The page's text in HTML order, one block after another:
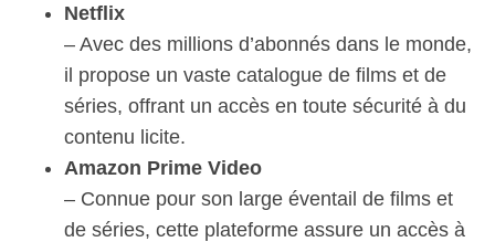
Netflix
– Avec des millions d’abonnés dans le monde,
il propose un vaste catalogue de films et de
séries, offrant un accès en toute sécurité à du
contenu licite.
Amazon Prime Video
– Connue pour son large éventail de films et
de séries, cette plateforme assure un accès à